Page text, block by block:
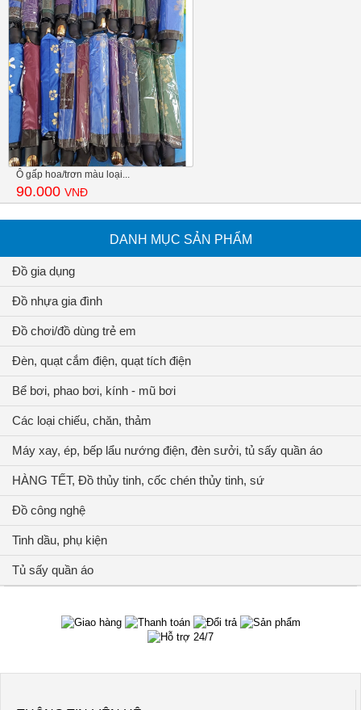
Ô gấp hoa/trơn màu loại...
90.000 VNĐ
DANH MỤC SẢN PHẨM
Đồ gia dụng
Đồ nhựa gia đình
Đồ chơi/đồ dùng trẻ em
Đèn, quạt cắm điện, quạt tích điện
Bể bơi, phao bơi, kính - mũ bơi
Các loại chiếu, chăn, thảm
Máy xay, ép, bếp lẩu nướng điện, đèn sưởi, tủ sấy quần áo
HÀNG TẾT, Đồ thủy tinh, cốc chén thủy tinh, sứ
Đồ công nghệ
Tinh dầu, phụ kiện
Tủ sấy quần áo